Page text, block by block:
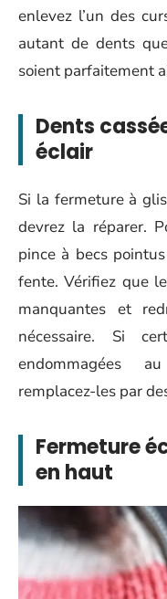
enlevez l’un des
autant de dents
soient parfaitement
Dents
éclair
Si la fermeture à
devrez la réparer.
pince à becs
fente. Vérifiez que
manquantes et
nécessaire. Si
endommagées
remplacez-les par
Fermeture
en haut